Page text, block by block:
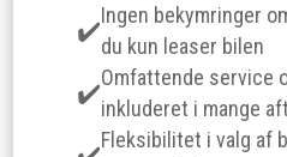
Ingen bekymringer
du kun leaser bilen
Omfattende service
inkluderet i mange
Fleksibilitet i valg af